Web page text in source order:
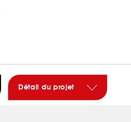
Détail du projet